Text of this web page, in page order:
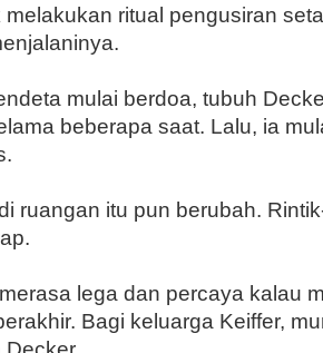
ritual pengusiran
mulai berdoa, tubuh
beberapa saat. Lalu, ia
ruangan itu pun berubah.
lega dan percaya kalau
Bagi keluarga Keiffer,